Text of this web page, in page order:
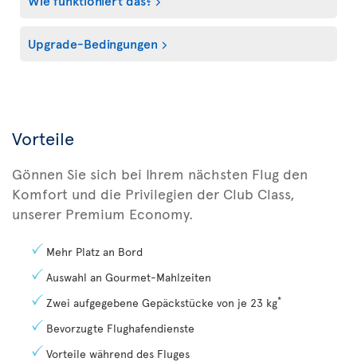
Upgrade-Bedingungen
Vorteile
Gönnen Sie sich bei Ihrem nächsten Flug den
Komfort und die Privilegien der Club Class,
unserer Premium Economy.
Mehr Platz an Bord
Auswahl an Gourmet-Mahlzeiten
Zwei aufgegebene Gepäckstücke von je 23 kg*
Bevorzugte Flughafendienste
Vorteile während des Fluges